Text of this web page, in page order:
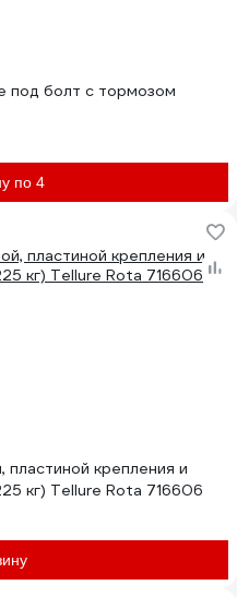
под болт с тормозом
по 4
крепления и
кг) Tellure Rota 716606